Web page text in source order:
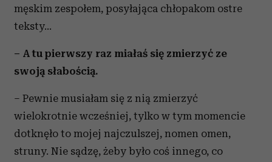
męskim zespołem, posyłająca chłopakom ostre
teksty...
– A tu pierwszy raz miałaś się zmierzyć ze
swoją słabością.
– Pewnie musiałam się z nią zmierzyć
wielokrotnie wcześniej, tylko w tym momencie
dotknęło to mojej najczulszej, nomen omen,
struny. Nie sądzę, żeby było coś innego, co